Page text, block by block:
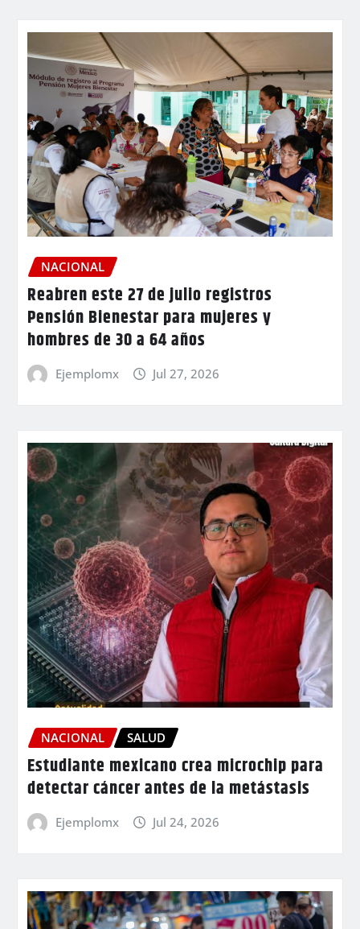
NACIONAL
Reabren este 27 de julio registros
Pensión Bienestar para mujeres y
hombres de 30 a 64 años
Ejemplomx Jul 27, 2026
NACIONAL SALUD
Estudiante mexicano crea microchip para
detectar cáncer antes de la metástasis
Ejemplomx Jul 24, 2026